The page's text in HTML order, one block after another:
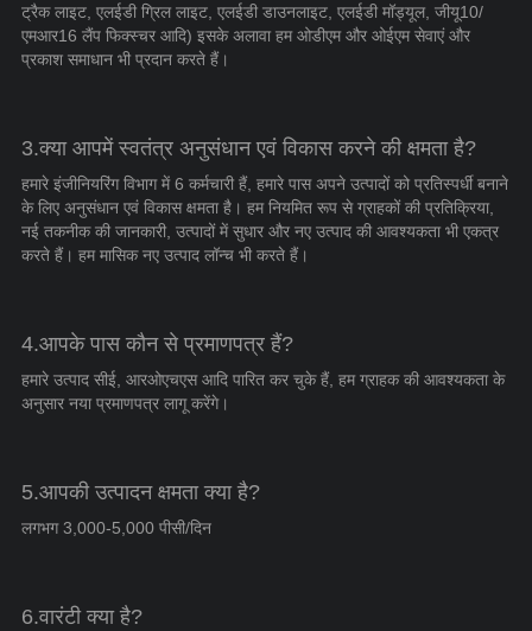
ट्रैक लाइट, एलईडी ग्रिल लाइट, एलईडी डाउनलाइट, एलईडी मॉड्यूल, जीयू10/
एमआर16 लैंप फिक्स्चर आदि) इसके अलावा हम ओडीएम और ओईएम सेवाएं और
प्रकाश समाधान भी प्रदान करते हैं।
3.क्या आपमें स्वतंत्र अनुसंधान एवं विकास करने की क्षमता है?
हमारे इंजीनियरिंग विभाग में 6 कर्मचारी हैं, हमारे पास अपने उत्पादों को प्रतिस्पर्धी बनाने
के लिए अनुसंधान एवं विकास क्षमता है। हम नियमित रूप से ग्राहकों की प्रतिक्रिया,
नई तकनीक की जानकारी, उत्पादों में सुधार और नए उत्पाद की आवश्यकता भी एकत्र
करते हैं। हम मासिक नए उत्पाद लॉन्च भी करते हैं।
4.आपके पास कौन से प्रमाणपत्र हैं?
हमारे उत्पाद सीई, आरओएचएस आदि पारित कर चुके हैं, हम ग्राहक की आवश्यकता के
अनुसार नया प्रमाणपत्र लागू करेंगे।
5.आपकी उत्पादन क्षमता क्या है?
लगभग 3,000-5,000 पीसी/दिन
6.वारंटी क्या है?